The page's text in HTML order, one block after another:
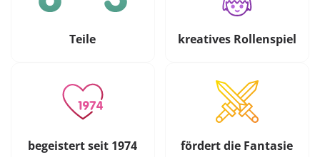
Teile kreatives Rollenspiel
begeistert seit 1974 fördert die Fantasie